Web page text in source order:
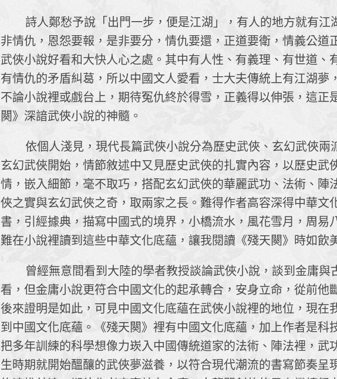
詩人鄭愁予說「出門一步，便是江湖」，有人的地方就有江
非情仇，恩怨要報，是非要分，情仇要還，正道要衛，情義公道
武俠小說好看和大快人心之處。其中有人性、有義理、有世道、
有情仇的矛盾糾葛，所以中國文人愛看，士大夫傳統上有江湖夢
不論小說裡或戲台上，期待冤仇終於得雪，正義得以伸張，這正
闋》深諳武俠小說的神髓。
依個人淺見，現代長篇武俠小說分為歷史武俠、玄幻武俠兩
玄幻武俠開始，情節敘述中又見歷史武俠的扎實內容，以歷史武
情，嵌入細節，毫不取巧，搭配玄幻武俠的華麗武功、法術、陣
俠之實與玄幻武俠之奇，取兩家之長。難得作者高容深得中華文
書，引經據典，描寫中國式的境界，小橋流水，風花雪月，周易
難在小說裡讀到這些中華文化底蘊，讓我閱讀《殘天闋》時如飲
曾經無意間看到大陸的學者教授談論武俠小說，談到金庸與
看，但金庸小說更符合中國文化的起承轉合，安身立命，從前他
後來證明是如此，可見中國文化底蘊在武俠小說裡的地位，現在
到中國文化底蘊。《殘天闋》裡有中國文化底蘊，加上作者是科
把多年訓練的科學想像力崁入中國傳統道家的法術、陣法裡，武
生時期就開始醞釀的武俠夢滋養，以符合現代潮流的書寫節奏呈